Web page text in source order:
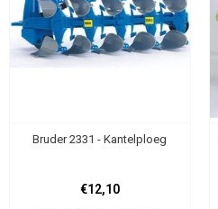
Bruder 2331 - Kantelploeg
€12,10